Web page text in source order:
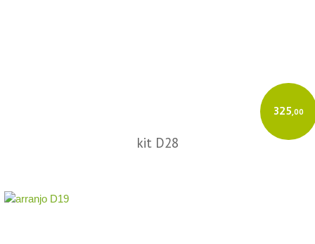
325,00
kit D28